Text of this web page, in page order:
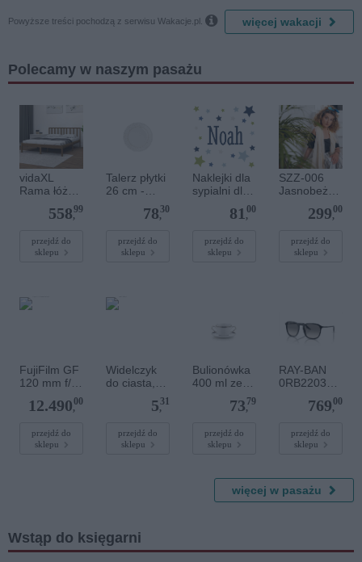
Powyższe treści pochodzą z serwisu Wakacje.pl.  więcej wakacji
Polecamy w naszym pasażu
vidaXL
Rama łóżka,
brąz, lite
sosnowe,
200 x 200
558,
99
przejdź do
sklepu
Talerz płytki
26 cm -
78,
30
przejdź do
sklepu
Naklejki dla
sypialni dla
81 ,
00
przejdź do
sklepu
SZZ-006
Jasnobeżow
y jedwabny
szal do
sukienki
299,
00
przejdź do
sklepu
FujiFilm GF
120 mm f/4
Macro R LM
OIS WR
12.490,
00
przejdź do
sklepu
Widelczyk
do ciasta,
5,
31
przejdź do
sklepu
Bulionówka
400 ml ze
spodkiem -
73,
79
przejdź do
sklepu
RAY-BAN
0RB2203
769,
00
przejdź do
sklepu
więcej w pasażu
Wstąp do księgarni